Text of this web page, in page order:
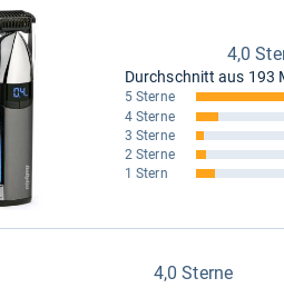
4,0
Durchschnitt aus 193
5 Sterne
4 Sterne
3 Sterne
2 Sterne
1 Stern
4,0 Sterne